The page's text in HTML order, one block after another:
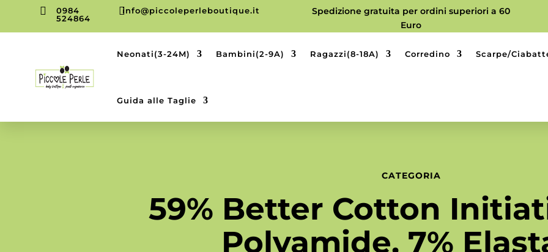

0984
524864
info@piccoleperleboutique.it
Spedizione gratuita per ordini superiori a 60
Euro
Neonati(3-24M) Bambini(2-9A) Ragazzi(8-18A) Corredino Scarpe/
Guida alle Taglie
CATEGORIA
59% Better Cotton
Polyamide, 7%